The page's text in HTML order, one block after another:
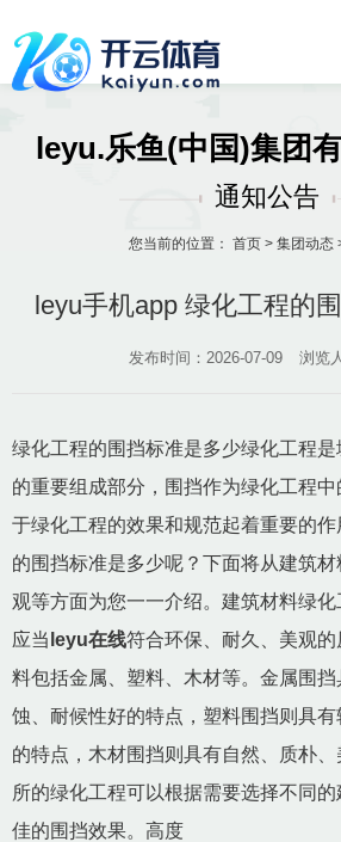
leyu.乐鱼(中国)集团
通知公告
您当前的位置： 首页> 集团动态
leyu手机app 绿化工程的
发布时间：2026-07-09 浏览
绿化工程的围挡标准是多少绿化工程
的重要组成部分，围挡作为绿化工程
于绿化工程的效果和规范起着重要的
的围挡标准是多少呢？下面将从建筑
观等方面为您一一介绍。建筑材料绿
应当 leyu在线符合环保、耐久、美观
料包括金属、塑料、木材等。金属围
蚀、耐候性好的特点，塑料围挡则具
的特点，木材围挡则具有自然、质朴
所的绿化工程可以根据需要选择不同
佳的围挡效果。高度